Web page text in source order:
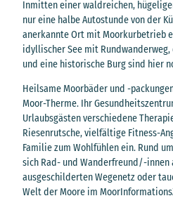
Inmitten einer waldreichen,
nur eine halbe Autostunde von der
anerkannte Ort mit Moorkurbetrieb
idyllischer See mit
und eine historische Burg sind hier
Heilsame Moorbäder und -
Moor-Therme. Ihr
Urlaubsgästen verschiedene
Riesenrutsche, vielfältige Fitness-
Familie zum Wohlfühlen ein. Rund
sich Rad- und Wanderfreund/-innen
ausgeschilderten Wegenetz oder
Welt der Moore im